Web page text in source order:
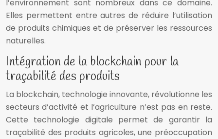
l’environnement sont nombreux dans ce domaine.
Elles permettent entre autres de réduire l’utilisation
de produits chimiques et de préserver les ressources
naturelles.
Intégration de la blockchain pour la
traçabilité des produits
La blockchain, technologie innovante, révolutionne les
secteurs d’activité et l’agriculture n’est pas en reste.
Cette technologie digitale permet de garantir la
traçabilité des produits agricoles, une préoccupation